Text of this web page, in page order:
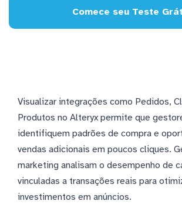
Comece seu Teste
Visualizar integrações como Pedidos,
Produtos no Alteryx permite que
identifiquem padrões de compra e
vendas adicionais em poucos cliques.
marketing analisam o desempenho de
vinculadas a transações reais para
investimentos em anúncios.